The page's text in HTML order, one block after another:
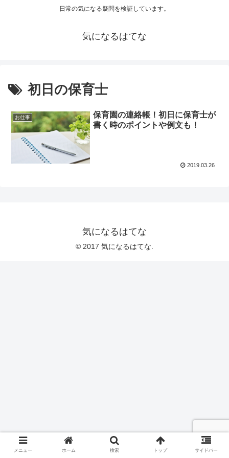
日常の気になる疑問を検証しています。
気になるはてな
初日の保育士
お仕事
保育園の連絡帳！初日に保育士が
書く時のポイントや例文も！
2019.03.26
気になるはてな
© 2017 気になるはてな.
メニュー ホーム 検索 トップ サイドバー